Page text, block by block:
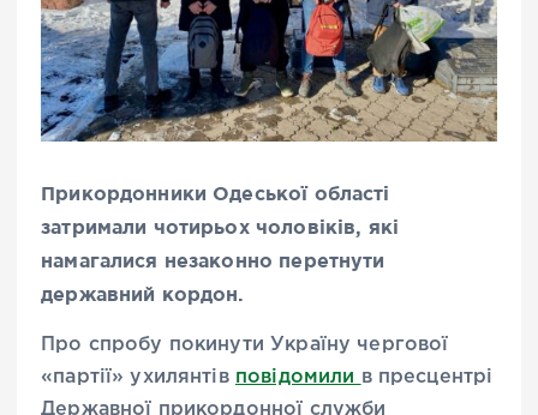
Прикордонники Одеської області
затримали чотирьох чоловіків, які
намагалися незаконно перетнути
державний кордон.
Про спробу покинути Україну чергової
«партії» ухилянтів повідомили в пресцентрі
Державної прикордонної служби